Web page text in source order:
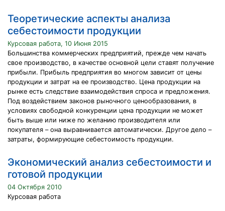
Теоретические аспекты анализа
себестоимости продукции
Курсовая работа, 10 Июня 2015
Большинства коммерческих предприятий, прежде чем начать
свое производство, в качестве основной цели ставят получение
прибыли. Прибыль предприятия во многом зависит от цены
продукции и затрат на ее производство. Цена продукции на
рынке есть следствие взаимодействия спроса и предложения.
Под воздействием законов рыночного ценообразования, в
условиях свободной конкуренции цена продукции не может
быть выше или ниже по желанию производителя или
покупателя – она выравнивается автоматически. Другое дело –
затраты, формирующие себестоимость продукции.
Экономический анализ себестоимости и
готовой продукции
04 Октября 2010
Курсовая работа